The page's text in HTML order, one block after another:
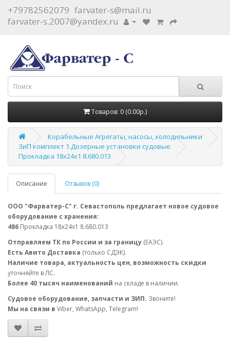
+79782562079 farvater-s@mail.ru
farvater-s.2007@yandex.ru
Товаров: 0 (0.00р.)
Корабельные Агрегаты, насосы, холодильники
ЗиП комплект 1.Дозерные установки судовые
Прокладка 18х24х1 8.680.013
Описание Отзывов (0)
ООО "Фарватер-С" г. Севастополь предлагает новое судовое
оборудование с хранения:
486 Прокладка 18х24х1 8.680.013
Отправляем ТК по России и за границу (ЕАЭС).
Есть Авито Доставка (только СДЭК).
Наличие товара, актуальность цен, возможность скидки
уточняйте в ЛС.
Более 40 тысяч наименований на складе в наличии.
Судовое оборудование, запчасти и ЗИП. Звоните!
Мы на связи в Viber, WhatsApp, Telegram!